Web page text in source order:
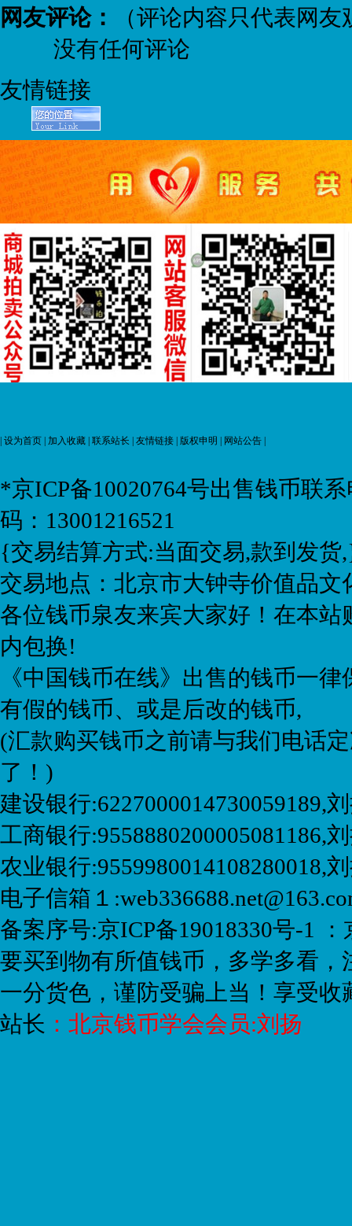
网友评论：
（评论内容只代表网
没有任何评论
友情链接
| 设为首页 | 加入收藏 | 联系站长 | 友情链接 | 版权申明 | 网站公告 |
*京ICP备10020764号出售钱币联系
码：13001216521
{交易结算方式:当面交易,款到发货
交易地点：北京市大钟寺价值品文
各位钱币泉友来宾大家好！在本
内包换!
《中国钱币在线》出售的钱币一
有假的钱币、或是后改的钱币,
(汇款购买钱币之前请与我们电话
了！)
建设银行:6227000014730059189,
工商银行:9558880200005081186,
农业银行:9559980014108280018,
电子信箱１
备案序号:京ICP备19018330号-1
要买到物有所值钱币，多学多看
一分货色，谨防受骗上当！享受收
站长 ： 北京钱币学会会员:刘扬